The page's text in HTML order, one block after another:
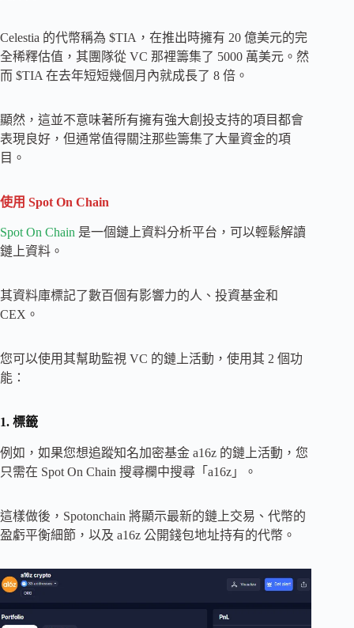
Celestia 的代幣稱為 $TIA，在推出時擁有 20 億美元的完
全稀釋估值，其團隊從 VC 那裡籌集了 5000 萬美元。然
而 $TIA 在去年短短幾個月內就成長了 8 倍。
顯然，這並不意味著所有擁有強大創投支持的項目都會
表現良好，但通常值得關注那些籌集了大量資金的項
目。
使用 Spot On Chain
Spot On Chain 是一個鏈上資料分析平台，可以輕鬆解讀
鏈上資料。
其資料庫標記了數百個有影響力的人、投資基金和
CEX。
您可以使用其幫助監視 VC 的鏈上活動，使用其 2 個功
能：
1. 標籤
例如，如果您想追蹤知名加密基金 a16z 的鏈上活動，您
只需在 Spot On Chain 搜尋欄中搜尋「a16z」。
這樣做後，Spotonchain 將顯示最新的鏈上交易、代幣的
盈虧平衡細節，以及 a16z 公開錢包地址持有的代幣。